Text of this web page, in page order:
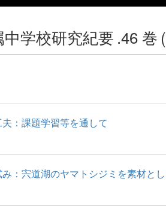
学校研究紀要 .46 巻
：課題学習等を通して
：宍道湖のヤマトシジミを素材と